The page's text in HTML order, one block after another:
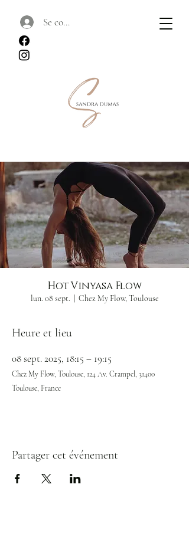
Se connecter
Hot Vinyasa Flow
lun. 08 sept. Chez My Flow, Toulouse
Heure et lieu
08 sept. 2025, 18:15 – 19:15
Chez My Flow, Toulouse, 124 Av. Crampel, 31400
Toulouse, France
Partager cet événement